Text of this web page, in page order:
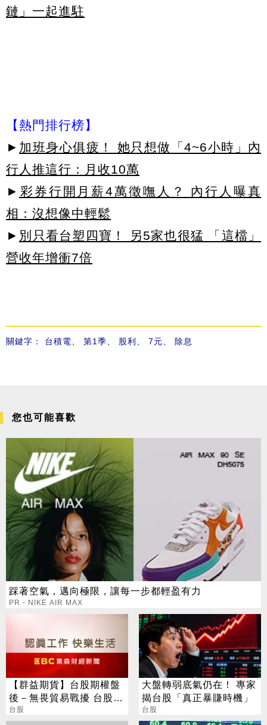
鏈」一起進駐
【熱門排行榜】
► 加班身心俱疲！ 她只想做「4~6小時」內
行人推這行：月收10萬
► 彩券行開月薪4萬徵嘸人？ 內行人曝真
相：沒想像中輕鬆
► 別只看台塑四寶！ 另5家也很猛 「這檔」
營收年增衝7倍
關鍵字： 台積電 第1季 股利 7元 除息
您也可能喜歡
踩著空氣，邁向極限，讓每一步都輕盈有力
PR・NIKE AIR MAX
【群益期貨】台股期權盤
後－無畏貿易戰擾 台股利
空不跌
台股
大盤轉弱底氣仍在！ 專家
揭台股「真正暴賺時機」
台股